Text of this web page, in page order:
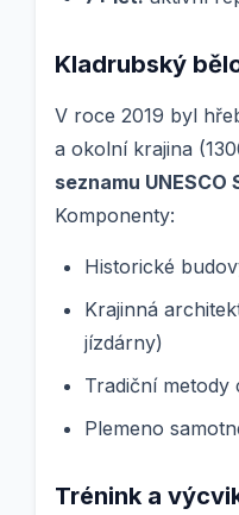
Kladrubský
V roce 2019 byl
a okolní krajina
seznamu
Komponenty:
Historické
Krajinná
jízdárny)
Tradiční
Plemeno
Trénink a